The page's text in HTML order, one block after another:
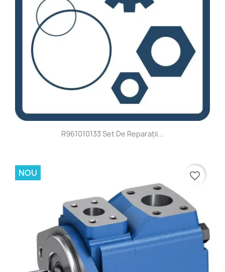
R961010133 Set De Reparații...
NOU favorite_border